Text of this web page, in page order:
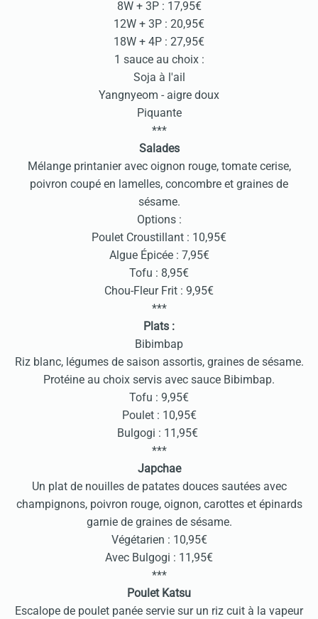
8W + 3P : 17,95€
12W + 3P : 20,95€
18W + 4P : 27,95€
1 sauce au choix :
Soja à l'ail
Yangnyeom - aigre doux
Piquante
***
Salades
Mélange printanier avec oignon rouge, tomate cerise,
poivron coupé en lamelles, concombre et graines de
sésame.
Options :
Poulet Croustillant : 10,95€
Algue Épicée : 7,95€
Tofu : 8,95€
Chou-Fleur Frit : 9,95€
***
Plats :
Bibimbap
Riz blanc, légumes de saison assortis, graines de sésame.
Protéine au choix servis avec sauce Bibimbap.
Tofu : 9,95€
Poulet : 10,95€
Bulgogi : 11,95€
***
Japchae
Un plat de nouilles de patates douces sautées avec
champignons, poivron rouge, oignon, carottes et épinards
garnie de graines de sésame.
Végétarien : 10,95€
Avec Bulgogi : 11,95€
***
Poulet Katsu
Escalope de poulet panée servie sur un riz cuit à la vapeur